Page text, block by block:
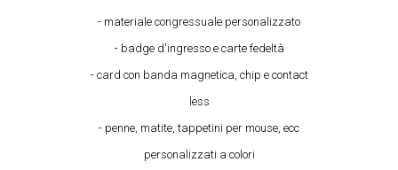
- materiale congressuale personalizzato
- badge d'ingresso e carte fedeltà
- card con banda magnetica, chip e contact
less
- penne, matite, tappetini per mouse, ecc
personalizzati a colori